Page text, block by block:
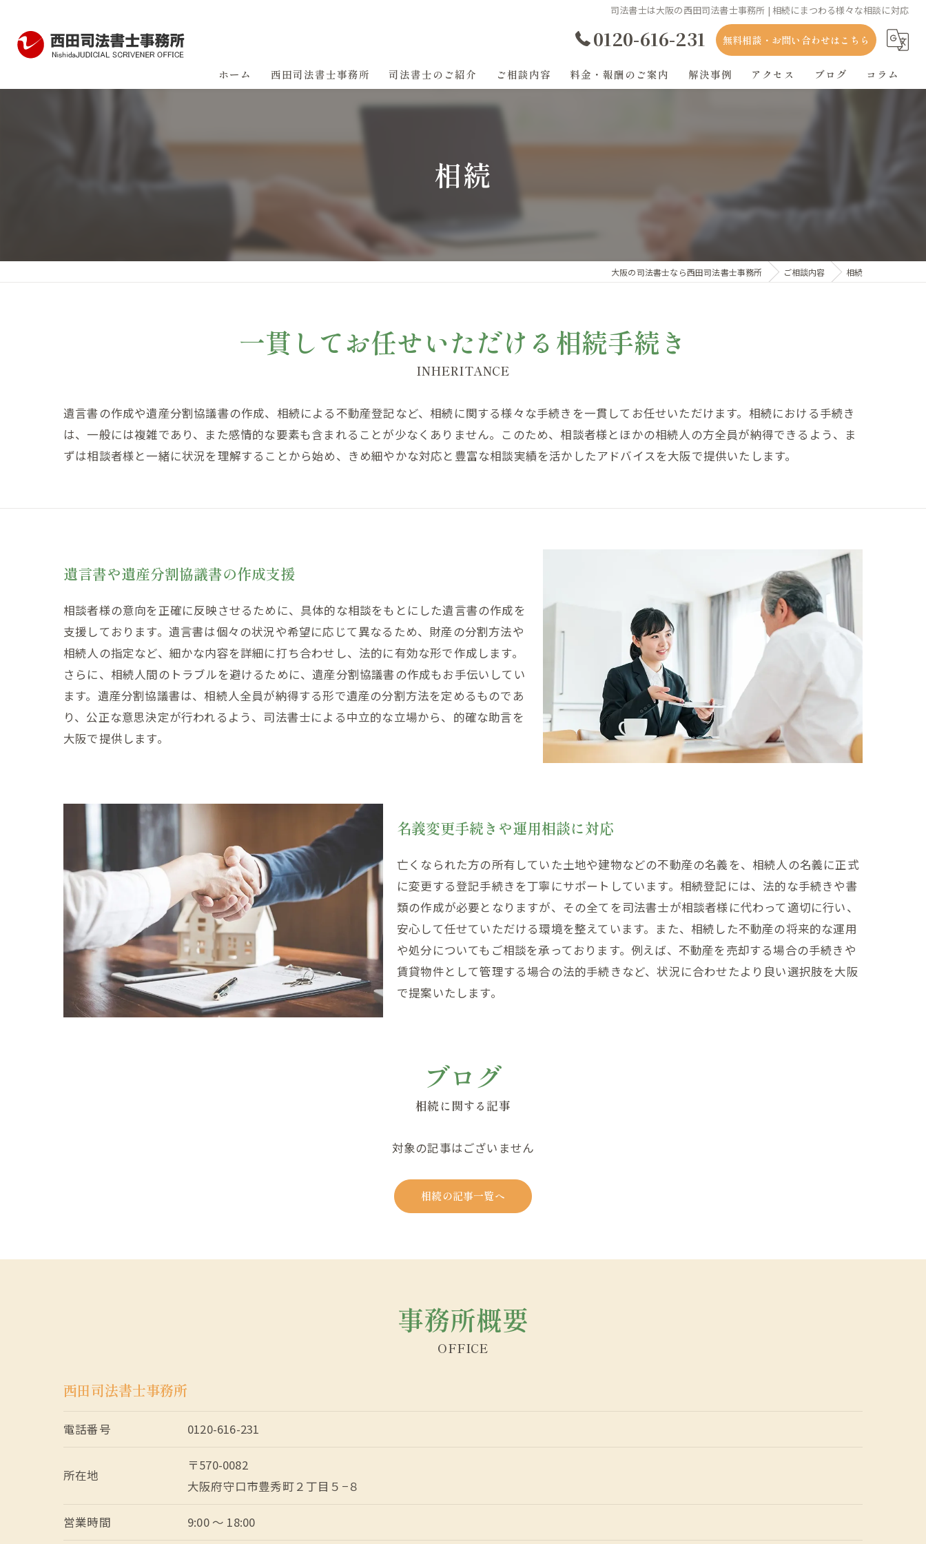
司法書士は大阪の西田司法書士事務所 | 相続にまつわる様々な相談に対応
0120-616-231 無料相談・お問い合わせはこちら
ホーム 西田司法書士事務所 司法書士のご紹介 ご相談内容
遺産分割
料金・報酬のご案内 解決事例 アクセス ブログ コラム
相続
大阪の司法書士なら西田司法書士事務所 ご相談内容 相続
一貫してお任せいただける相続手続き
INHERITANCE
遺言書の作成や遺産分割協議書の作成、相続による不動産登記など、相続に関する様々な手続きを一貫してお任せいただけます。相続における手続き
は、一般には複雑であり、また感情的な要素も含まれることが少なくありません。このため、相談者様とほかの相続人の方全員が納得できるよう、ま
ずは相談者様と一緒に状況を理解することから始め、きめ細やかな対応と豊富な相談実績を活かしたアドバイスを大阪で提供いたします。
遺言書や遺産分割協議書の作成支援
相談者様の意向を正確に反映させるために、具体的な相談をもとにした遺言書の作成を
支援しております。遺言書は個々の状況や希望に応じて異なるため、財産の分割方法や
相続人の指定など、細かな内容を詳細に打ち合わせし、法的に有効な形で作成します。
さらに、相続人間のトラブルを避けるために、遺産分割協議書の作成もお手伝いしてい
ます。遺産分割協議書は、相続人全員が納得する形で遺産の分割方法を定めるものであ
り、公正な意思決定が行われるよう、司法書士による中立的な立場から、的確な助言を
大阪で提供します。
名義変更手続きや運用相談に対応
亡くなられた方の所有していた土地や建物などの不動産の名義を、相続人の名義に正式
に変更する登記手続きを丁寧にサポートしています。相続登記には、法的な手続きや書
類の作成が必要となりますが、その全てを司法書士が相談者様に代わって適切に行い、
安心して任せていただける環境を整えています。また、相続した不動産の将来的な運用
や処分についてもご相談を承っております。例えば、不動産を売却する場合の手続きや
賃貸物件として管理する場合の法的手続きなど、状況に合わせたより良い選択肢を大阪
で提案いたします。
ブログ
相続に関する記事
対象の記事はございません
相続の記事一覧へ
事務所概要
OFFICE
西田司法書士事務所
電話番号 0120-616-231
所在地
〒570-0082
大阪府守口市豊秀町２丁目５−８
営業時間 9:00 ～ 18:00